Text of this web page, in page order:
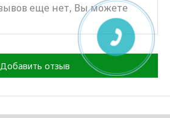
еще нет, Вы можете
Добавить отзыв